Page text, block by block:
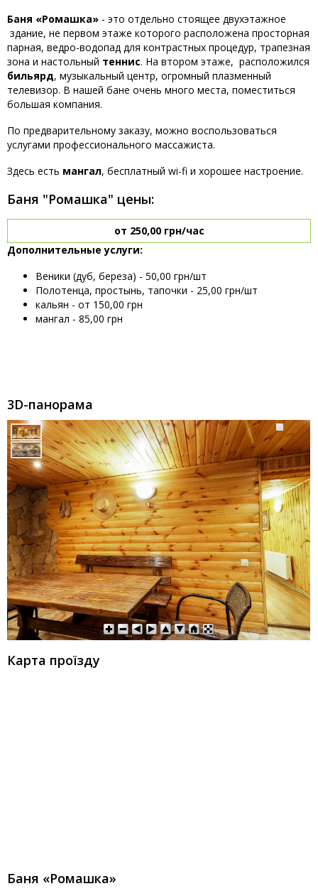
Баня «Ромашка» - это отдельно стоящее двухэтажное
здание, не первом этаже которого расположена просторная
парная, ведро-водопад для контрастных процедур, трапезная
зона и настольный теннис. На втором этаже, расположился
бильярд, музыкальный центр, огромный плазменный
телевизор. В нашей бане очень много места, поместиться
большая компания.
По предварительному заказу, можно воспользоваться
услугами профессионального массажиста.
Здесь есть мангал, бесплатный wi-fi и хорошее настроение.
Баня "Ромашка" цены:
от 250,00 грн/час
Дополнительные услуги:
Веники (дуб, береза) - 50,00 грн/шт
Полотенца, простынь, тапочки - 25,00 грн/шт
кальян - от 150,00 грн
мангал - 85,00 грн
3D-панорама
Карта проїзду
Баня «Ромашка»